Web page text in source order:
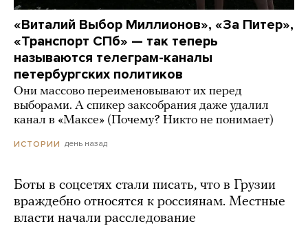
«Виталий Выбор Миллионов», «За Питер»,
«Транспорт СПб» — так теперь
называются телеграм-каналы
петербургских политиков
Они массово переименовывают их перед
выборами. А спикер заксобрания даже удалил
канал в «Максе» (Почему? Никто не понимает)
ИСТОРИИ день назад
Боты в соцсетях стали писать, что в Грузии
враждебно относятся к россиянам. Местные
власти начали расследование